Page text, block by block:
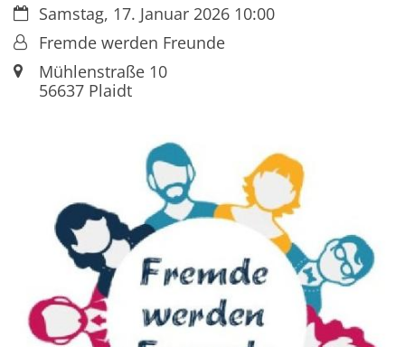
Datum:Samstag, 17. Januar 2026 10:00
Von:Fremde werden Freunde
Ort:Mühlenstraße 10
56637Plaidt